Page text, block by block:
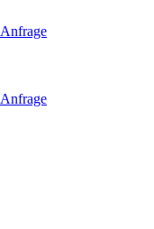
Anfrage
Anfrage